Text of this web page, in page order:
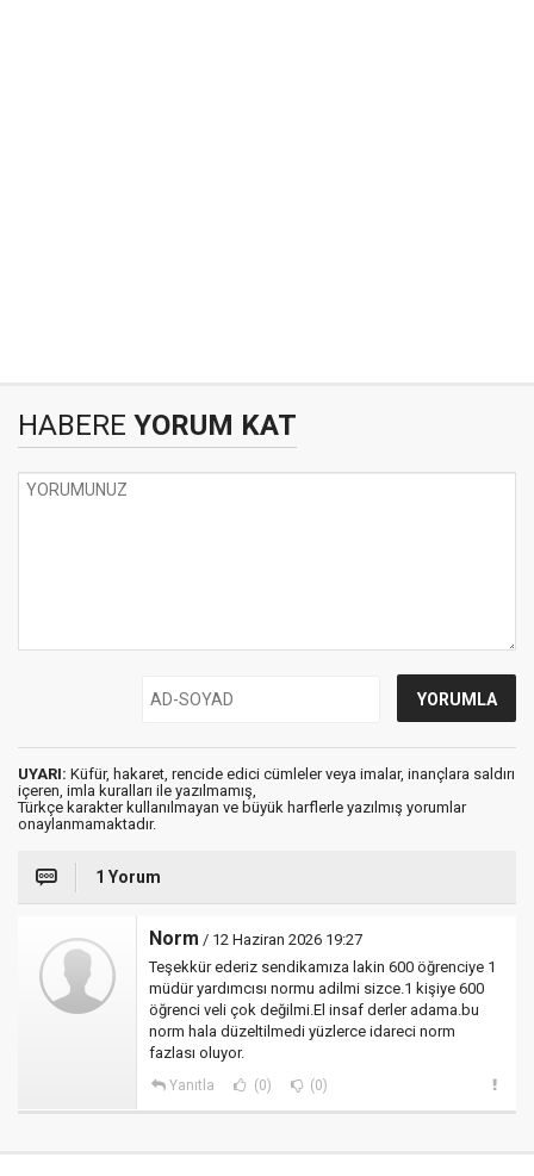
HABERE YORUM KAT
UYARI: Küfür, hakaret, rencide edici cümleler veya imalar, inançlara saldırı
içeren, imla kuralları ile yazılmamış,
Türkçe karakter kullanılmayan ve büyük harflerle yazılmış yorumlar
onaylanmamaktadır.
1 Yorum
Norm / 12 Haziran 2026 19:27
Teşekkür ederiz sendikamıza lakin 600 öğrenciye 1
müdür yardımcısı normu adilmi sizce.1 kişiye 600
öğrenci veli çok değilmi.El insaf derler adama.bu
norm hala düzeltilmedi yüzlerce idareci norm
fazlası oluyor.
Yanıtla (0) (0)